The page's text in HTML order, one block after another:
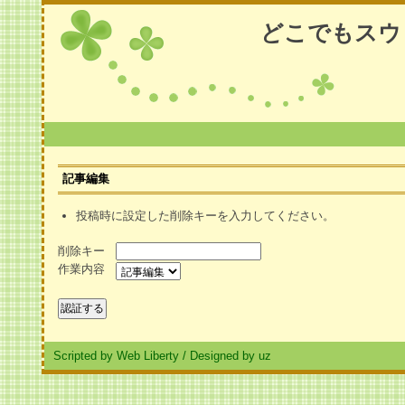
どこでもス
記事編集
投稿時に設定した削除キーを入力してください。
削除キー
作業内容
Scripted by Web Liberty / Designed by uz